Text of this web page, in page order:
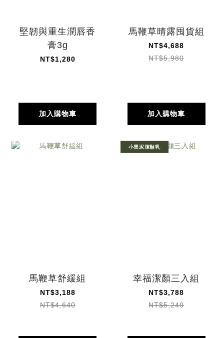
堅韌與重生潤唇香
膏3g
NT$1,280
加入購物車
馬鞭草晴露囤貨組
NT$4,688
NT$5,980
加入購物車
馬鞭草舒緩組
NT$3,188
NT$4,640
小黑泥潔顏乳
幸福潔顏三入組
NT$3,788
NT$5,240